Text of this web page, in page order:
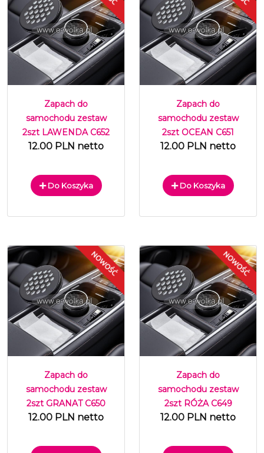
Zapach do
samochodu zestaw
2szt LAWENDA C652
12.00 PLN netto
Do Koszyka
Zapach do
samochodu zestaw
2szt OCEAN C651
12.00 PLN netto
Do Koszyka
Zapach do
samochodu zestaw
2szt GRANAT C650
12.00 PLN netto
Zapach do
samochodu zestaw
2szt RÓŻA C649
12.00 PLN netto